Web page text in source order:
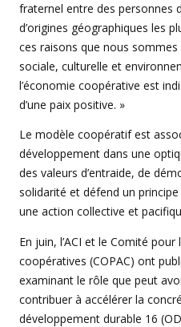
fraternel entre des personnes
d’origines géographiques les
ces raisons que nous sommes
sociale, culturelle et
l’économie coopérative est
d’une paix positive. »
Le modèle coopératif est
développement dans une
des valeurs d’entraide, de
solidarité et défend un
une action collective et
En juin, l’ACI et le Comité
coopératives (COPAC) ont
examinant le rôle que peut
contribuer à accélérer la
développement durable 16